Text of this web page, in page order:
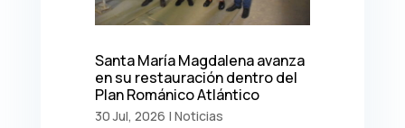
Santa María Magdalena avanza
en su restauración dentro del
Plan Románico Atlántico
30 Jul, 2026 | Noticias